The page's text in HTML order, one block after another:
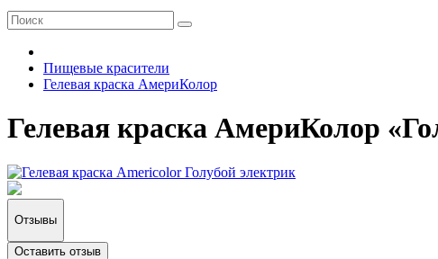
Пищевые красители
Гелевая краска АмериКолор
Гелевая краска АмериКолор
Отзывы
Оставить отзыв